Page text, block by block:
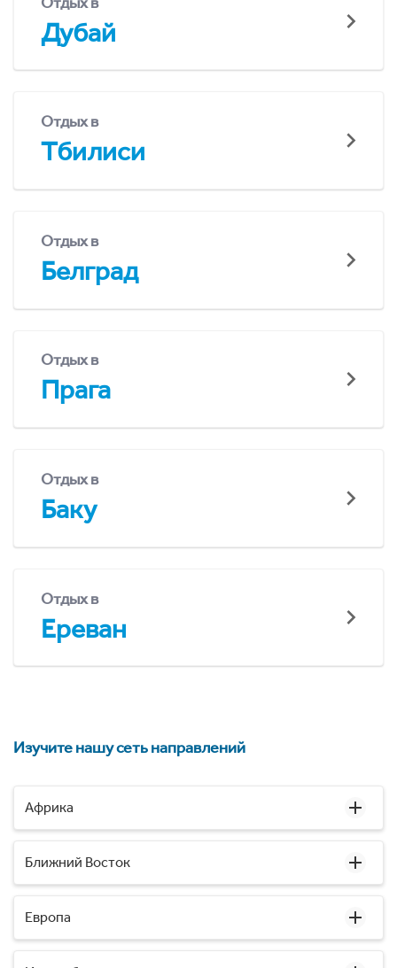
Дубай
Отдых в
Тбилиси
Отдых в
Белград
Отдых в
Прага
Отдых в
Баку
Отдых в
Ереван
Изучите нашу сеть направлений
Африка
Ближний Восток
Европа